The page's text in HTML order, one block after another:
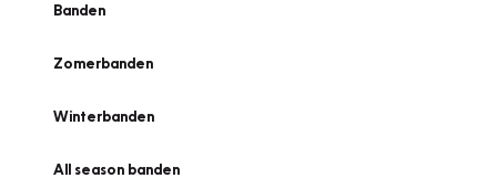
Banden
Zomerbanden
Winterbanden
All season banden